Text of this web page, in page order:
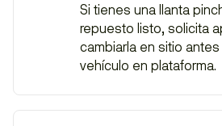
Si tienes una llanta
repuesto listo, solicita
cambiarla en sitio
vehículo en plataforma.